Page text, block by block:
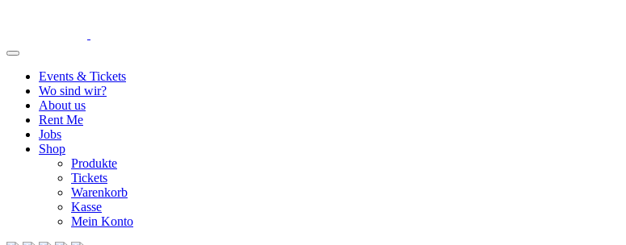
Events & Tickets
Wo sind wir?
About us
Rent Me
Jobs
Shop
Produkte
Tickets
Warenkorb
Kasse
Mein Konto